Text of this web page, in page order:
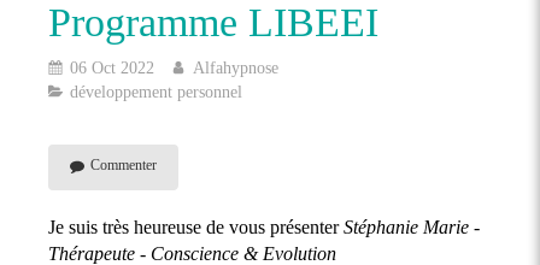
Programme LIBEEI
06 Oct 2022
Alfahypnose
développement personnel
Commenter
Je suis très heureuse de vous présenterStéphanie Marie -
Thérapeute - Conscience & Evolution